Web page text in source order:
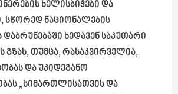
ხელისბიჭები და
სწორედ ნაციონალების
ხედავენ საკუთარი
თუმცა, რასაკვირველია,
და უკიდეგანო
„სიმართლისათვის და